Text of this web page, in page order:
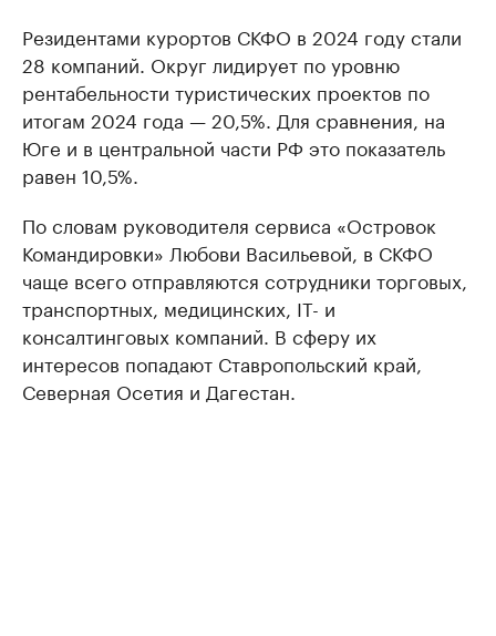
Резидентами курортов СКФО в 2024 году стали
28 компаний. Округ лидирует по уровню
рентабельности туристических проектов по
итогам 2024 года — 20,5%. Для сравнения, на
Юге и в центральной части РФ это показатель
равен 10,5%.
По словам руководителя сервиса «Островок
Командировки» Любови Васильевой, в СКФО
чаще всего отправляются сотрудники торговых,
транспортных, медицинских, IT- и
консалтинговых компаний. В сферу их
интересов попадают Ставропольский край,
Северная Осетия и Дагестан.